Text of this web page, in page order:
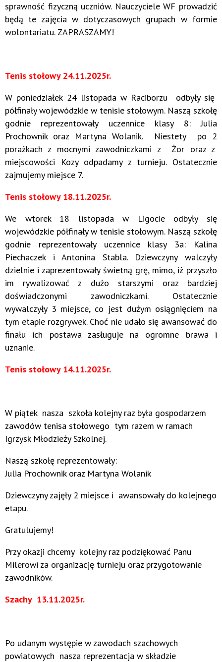
sprawność fizyczną uczniów. Nauczyciele WF prowadzić
będą te zajęcia w dotyczasowych grupach w formie
wolontariatu. ZAPRASZAMY!
Tenis stołowy 24.11.2025r.
W poniedziałek 24 listopada w Raciborzu odbyły się
półfinały wojewódzkie w tenisie stołowym. Naszą szkołę
godnie reprezentowały uczennice klasy 8: Julia
Prochownik oraz Martyna Wolanik. Niestety po 2
porażkach z mocnymi zawodniczkami z Żor oraz z
miejscowości Kozy odpadamy z turnieju. Ostatecznie
zajmujemy miejsce 7.
Tenis stołowy 18.11.2025r.
We wtorek 18 listopada w Ligocie odbyły się
wojewódzkie półfinały w tenisie stołowym. Naszą szkołę
godnie reprezentowały uczennice klasy 3a: Kalina
Piechaczek i Antonina Stabla. Dziewczyny walczyły
dzielnie i zaprezentowały świetną grę, mimo, iż przyszło
im rywalizować z dużo starszymi oraz bardziej
doświadczonymi zawodniczkami. Ostatecznie
wywalczyły 3 miejsce, co jest dużym osiągnięciem na
tym etapie rozgrywek. Choć nie udało się awansować do
finału ich postawa zasługuje na ogromne brawa i
uznanie.
Tenis stołowy 14.11.2025r.
W piątek nasza szkoła kolejny raz była gospodarzem
zawodów tenisa stołowego tym razem w ramach
Igrzysk Młodzieży Szkolnej.
Naszą szkołę reprezentowały:
Julia Prochownik oraz Martyna Wolanik
Dziewczyny zajęły 2 miejsce i awansowały do kolejnego
etapu.
Gratulujemy!
Przy okazji chcemy kolejny raz podziękować Panu
Milerowi za organizację turnieju oraz przygotowanie
zawodników.
Szachy 13.11.2025r.
Po udanym występie w zawodach szachowych
powiatowych nasza reprezentacja w składzie